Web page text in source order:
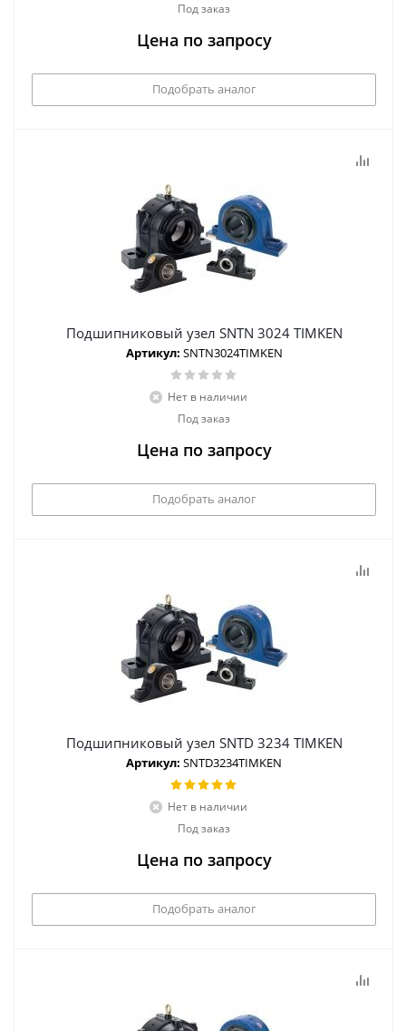
Под заказ
Цена по запросу
Подобрать аналог
Подшипниковый узел SNTN 3024 TIMKEN
Артикул: SNTN3024TIMKEN
Нет в наличии
Под заказ
Цена по запросу
Подобрать аналог
Подшипниковый узел SNTD 3234 TIMKEN
Артикул: SNTD3234TIMKEN
Нет в наличии
Под заказ
Цена по запросу
Подобрать аналог